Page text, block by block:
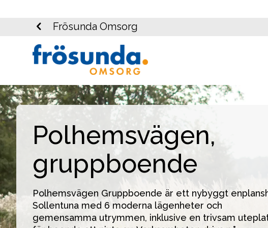
Frösunda Omsorg
Polhemsvägen,
gruppboende
Polhemsvägen Gruppboende är ett nybyggt
Sollentuna med 6 moderna lägenheter och
gemensamma utrymmen, inklusive en trivsam